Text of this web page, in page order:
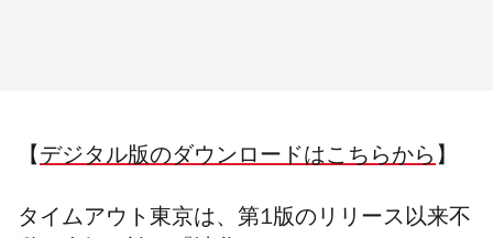
【デジタル版のダウンロードはこちらから】
タイムアウト東京は、第1版のリリース以来不